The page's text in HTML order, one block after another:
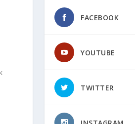
FACEBOOK
YOUTUBE
TWITTER